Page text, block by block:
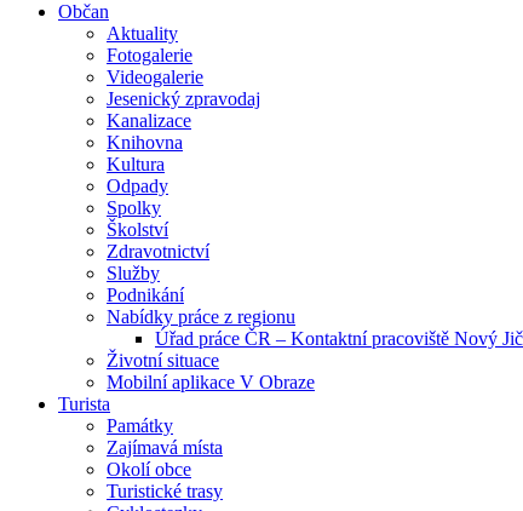
Občan
Aktuality
Fotogalerie
Videogalerie
Jesenický zpravodaj
Kanalizace
Knihovna
Kultura
Odpady
Spolky
Školství
Zdravotnictví
Služby
Podnikání
Nabídky práce z regionu
Úřad práce ČR – Kontaktní pracoviště Nový
Životní situace
Mobilní aplikace V Obraze
Turista
Památky
Zajímavá místa
Okolí obce
Turistické trasy